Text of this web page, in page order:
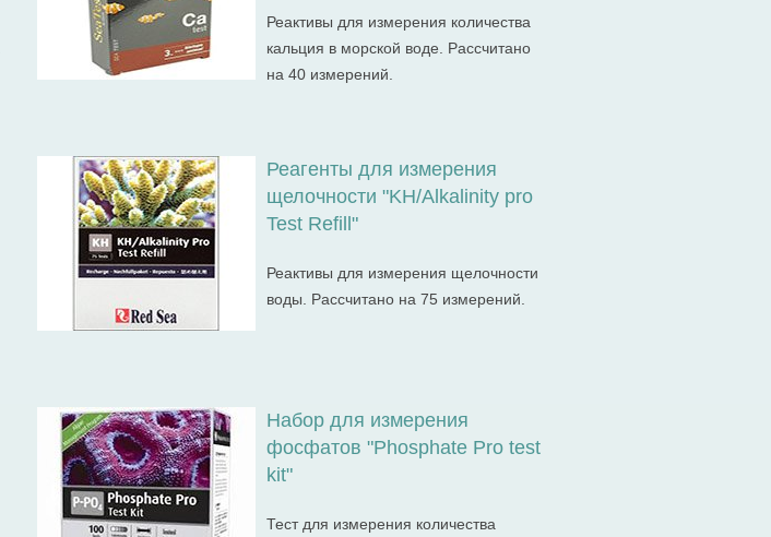
Реактивы для измерения количества
кальция в морской воде. Рассчитано
на 40 измерений.
Реагенты для измерения
щелочности "KH/Alkalinity pro
Test Refill"
Реактивы для измерения щелочности
воды. Рассчитано на 75 измерений.
Набор для измерения
фосфатов "Phosphate Pro test
kit"
Тест для измерения количества